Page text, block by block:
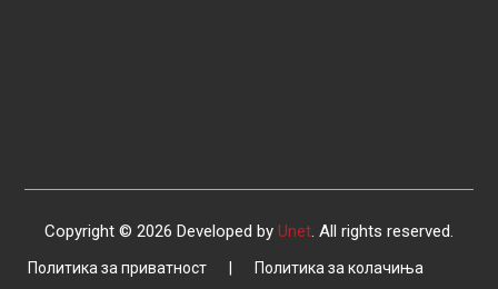
Copyright © 2026 Developed by Unet. All rights reserved.
Политика за приватност Политика за колачиња